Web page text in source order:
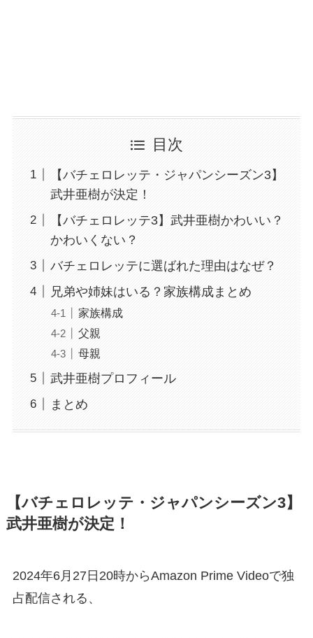
目次
【バチェロレッテ・ジャパンシーズン3】
武井亜樹が決定！
【バチェロレッテ3】武井亜樹かわいい？
かわいくない？
バチェロレッテに選ばれた理由はなぜ？
兄弟や姉妹はいる？家族構成まとめ
家族構成
父親
母親
武井亜樹プロフィール
まとめ
【バチェロレッテ・ジャパンシーズン3】
武井亜樹が決定！
2024年6月27日20時からAmazon Prime Videoで独
占配信される、